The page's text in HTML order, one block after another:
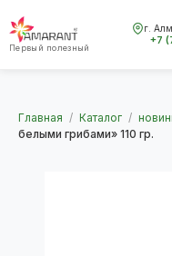
Первый полезный
г.
+7
Главная / Каталог /
белыми грибами» 110 гр.